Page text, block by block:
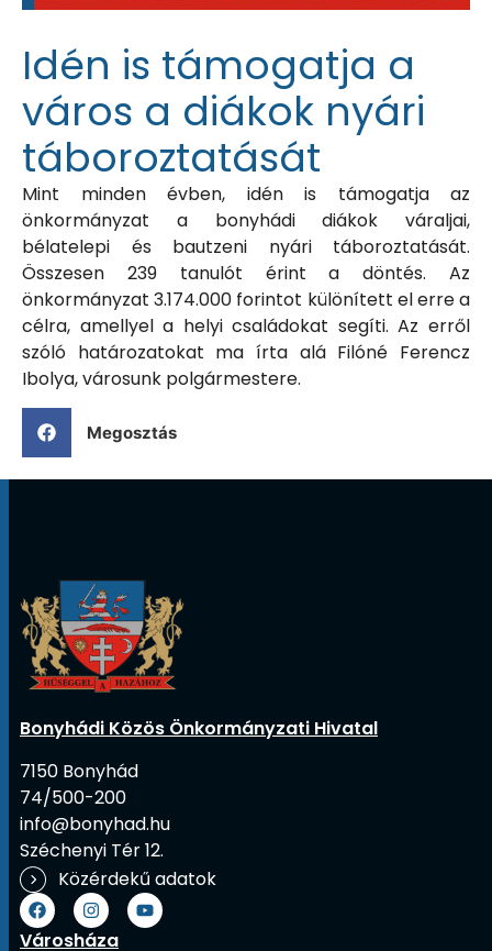
Idén is támogatja a
város a diákok nyári
táboroztatását
Mint minden évben, idén is támogatja az
önkormányzat a bonyhádi diákok váraljai,
bélatelepi és bautzeni nyári táboroztatását.
Összesen 239 tanulót érint a döntés. Az
önkormányzat 3.174.000 forintot különített el erre a
célra, amellyel a helyi családokat segíti. Az erről
szóló határozatokat ma írta alá Filóné Ferencz
Ibolya, városunk polgármestere.
Megosztás
Bonyhádi Közös Önkormányzati Hivatal
7150 Bonyhád
74/500-200
info@bonyhad.hu
Széchenyi Tér 12.
Közérdekű adatok
Városháza